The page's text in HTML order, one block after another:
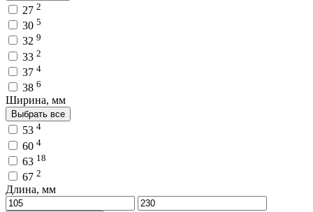
27 2
30 5
32 9
33 2
37 4
38 6
Ширина, мм
Выбрать все
53 4
60 4
63 18
67 2
Длина, мм